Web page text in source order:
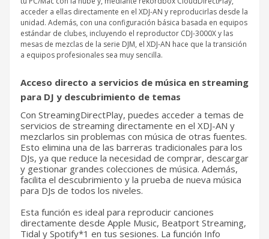
acceder a ellas directamente en el XDJ-AN y reproducirlas desde la
unidad. Además, con una configuración básica basada en equipos
estándar de clubes, incluyendo el reproductor CDJ-3000Xy las
mesas de mezclas de la serie DJM, el XDJ-AN hace que la transición
a equipos profesionales sea muy sencilla.
Acceso directo a servicios de música en streaming
para DJ y descubrimiento de temas
Con StreamingDirectPlay, puedes acceder a temas de
servicios de streaming directamente en el XDJ-AN y
mezclarlos sin problemas con música de otras fuentes.
Esto elimina una de las barreras tradicionales para los
DJs, ya que reduce la necesidad de comprar, descargar
y gestionar grandes colecciones de música. Además,
facilita el descubrimiento y la prueba de nueva música
para DJs de todos los niveles.
Esta función es ideal para reproducir canciones
directamente desde Apple Music, Beatport Streaming,
Tidal y Spotify*1 en tus sesiones. La función Info